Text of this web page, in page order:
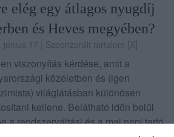
elég egy átlagos nyugdíj
és Heves megyében?
június 17 | Szponzorált tartalom [X]
viszonyítás kérdése, amit a
közéletben és (igen
világlátásban különösen
kellene. Belátható időn belül
a rendszerváltási és a mai napi tartó